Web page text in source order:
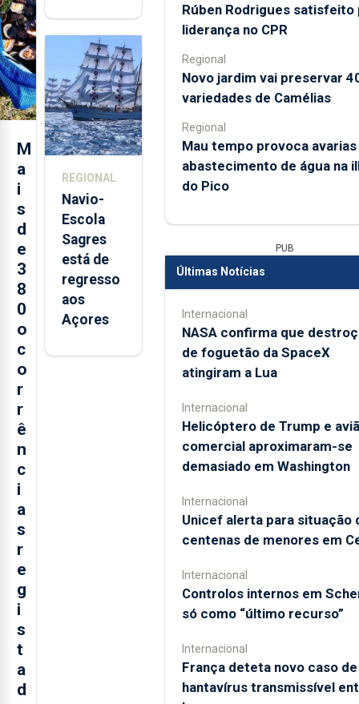
M
a
i
s
d
e
3
8
0
o
c
o
r
r
ê
n
c
i
a
s
r
e
g
i
s
t
a
d
quinta-
feira nova
loja em
São
Sebastião
e cria 30
postos de
REGIONAL
Navio-
Escola
Sagres
está de
regresso
aos
Açores
Rúben Rodrigues satisfeito
liderança no CPR
Regional
Novo jardim vai preservar
variedades de Camélias
Regional
Mau tempo provoca avarias
abastecimento de água na
do Pico
PUB
Últimas Notícias
Internacional
NASA confirma que
de foguetão da SpaceX
atingiram a Lua
Internacional
Helicóptero de Trump e
comercial aproximaram-se
demasiado em Washington
Internacional
Unicef alerta para situação
centenas de menores em
Internacional
Controlos internos em
só como “último recurso”
Internacional
França deteta novo caso de
hantavírus transmissível